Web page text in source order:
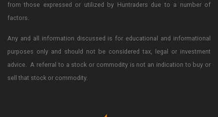
from those expressed or utilized by Huntraders due to a number of
factors.
Any and all information discussed is for educational and informational
purposes only and should not be considered tax, legal or investment
advice. A referral to a stock or commodity is not an indication to buy or
sell that stock or commodity.